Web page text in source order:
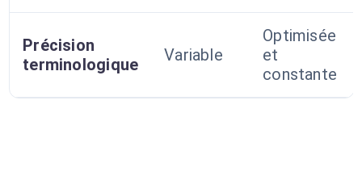
Précision
terminologique
Variable
Optimisée
et
constante